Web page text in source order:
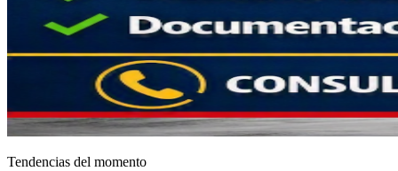
Tendencias del momento